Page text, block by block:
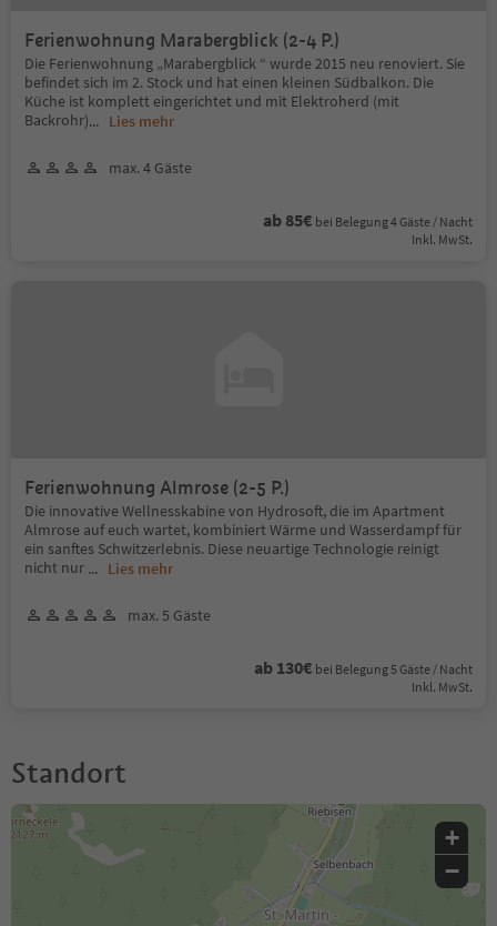
Ferienwohnung Marabergblick (2-4 P.)
Die Ferienwohnung „Marabergblick “ wurde 2015 neu renoviert. Sie
befindet sich im 2. Stock und hat einen kleinen Südbalkon. Die
Küche ist komplett eingerichtet und mit Elektroherd (mit
Backrohr)... Lies mehr
max. 4 Gäste
ab 85€ bei Belegung 4 Gäste / Nacht
Inkl. MwSt.
Ferienwohnung Almrose (2-5 P.)
Die innovative Wellnesskabine von Hydrosoft, die im Apartment
Almrose auf euch wartet, kombiniert Wärme und Wasserdampf für
ein sanftes Schwitzerlebnis. Diese neuartige Technologie reinigt
nicht nur ... Lies mehr
max. 5 Gäste
ab 130€ bei Belegung 5 Gäste / Nacht
Inkl. MwSt.
Standort
+
−